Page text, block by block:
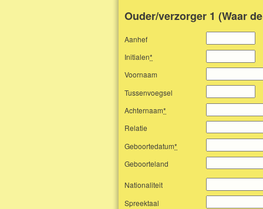
Ouder/verzorger 1 (Waar
Aanhef
Initialen*
Voornaam
Tussenvoegsel
Achternaam*
Relatie
Geboortedatum*
Geboorteland
Nationaliteit
Spreektaal